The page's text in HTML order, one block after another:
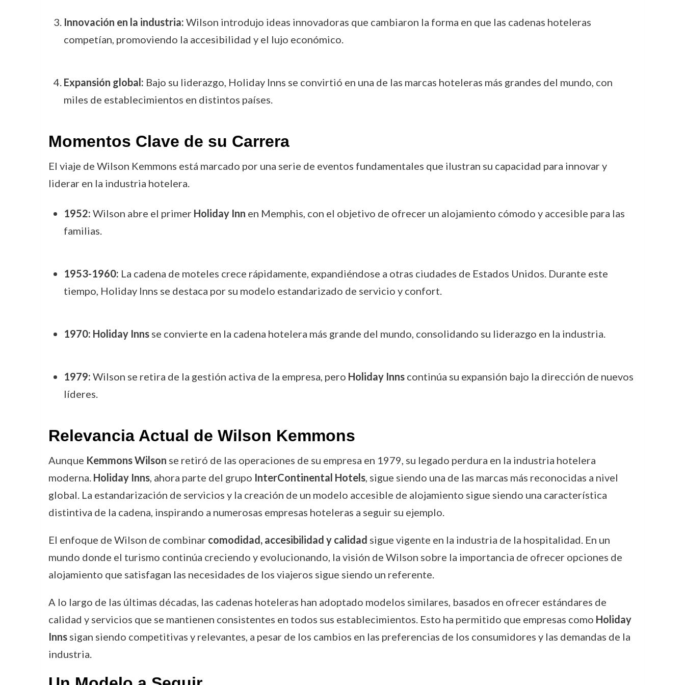
Innovación en la industria: Wilson introdujo ideas innovadoras que cambiaron la forma en que las cadenas hoteleras
competían, promoviendo la accesibilidad y el lujo económico.
Expansión global: Bajo su liderazgo, Holiday Inns se convirtió en una de las marcas hoteleras más grandes del mundo, con
miles de establecimientos en distintos países.
Momentos Clave de su Carrera
El viaje de Wilson Kemmons está marcado por una serie de eventos fundamentales que ilustran su capacidad para innovar y
liderar en la industria hotelera.
1952: Wilson abre el primer Holiday Inn en Memphis, con el objetivo de ofrecer un alojamiento cómodo y accesible para las
familias.
1953-1960: La cadena de moteles crece rápidamente, expandiéndose a otras ciudades de Estados Unidos. Durante este
tiempo, Holiday Inns se destaca por su modelo estandarizado de servicio y confort.
1970: Holiday Innsse convierte en la cadena hotelera más grande del mundo, consolidando su liderazgo en la industria.
1979: Wilson se retira de la gestión activa de la empresa, pero Holiday Innscontinúa su expansión bajo la dirección de nuevos
líderes.
Relevancia Actual de Wilson Kemmons
Aunque Kemmons Wilson se retiró de las operaciones de su empresa en 1979, su legado perdura en la industria hotelera
moderna. Holiday Inns, ahora parte del grupo InterContinental Hotels, sigue siendo una de las marcas más reconocidas a nivel
global. La estandarización de servicios y la creación de un modelo accesible de alojamiento sigue siendo una característica
distintiva de la cadena, inspirando a numerosas empresas hoteleras a seguir su ejemplo.
El enfoque de Wilson de combinar comodidad, accesibilidad y calidad sigue vigente en la industria de la hospitalidad. En un
mundo donde el turismo continúa creciendo y evolucionando, la visión de Wilson sobre la importancia de ofrecer opciones de
alojamiento que satisfagan las necesidades de los viajeros sigue siendo un referente.
A lo largo de las últimas décadas, las cadenas hoteleras han adoptado modelos similares, basados en ofrecer estándares de
calidad y servicios que se mantienen consistentes en todos sus establecimientos. Esto ha permitido que empresas como Holiday
Innssigan siendo competitivas y relevantes, a pesar de los cambios en las preferencias de los consumidores y las demandas de la
industria.